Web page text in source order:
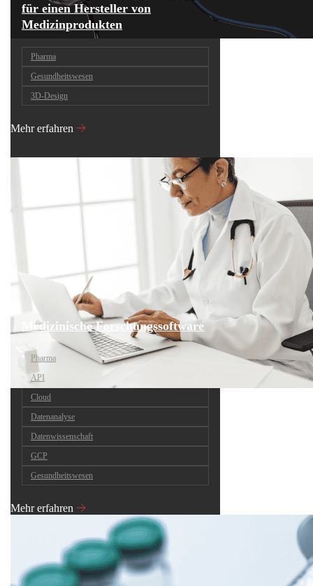
für einen Hersteller von
Medizinprodukten
Pharma
Gesundheitswesen
3D-Design
Mehr erfahren
Medizinische Forschungssoftware
Pharma
API
Cloud
Datenanalyse
Datenwissenschaft
GCP
Gesundheitswesen
Mehr erfahren